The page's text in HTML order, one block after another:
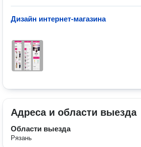
Дизайн интернет-магазина
Адреса и области выезда
Области выезда
Рязань